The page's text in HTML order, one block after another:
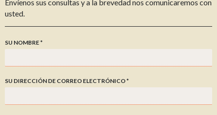
Envíenos sus consultas y a la brevedad nos comunicaremos con
usted.
SU NOMBRE*
SU DIRECCIÓN DE CORREO ELECTRÓNICO*